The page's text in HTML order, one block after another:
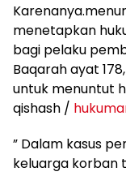
menetapkan
bagi pelaku
Baqarah ayat
untuk menuntut
qishash /
” Dalam kasus
keluarga korban